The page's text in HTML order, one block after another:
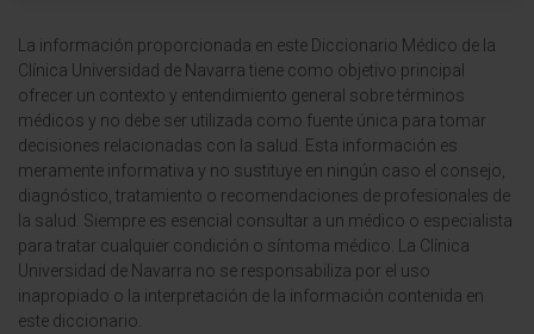
La información proporcionada en este Diccionario Médico de la
Clínica Universidad de Navarra tiene como objetivo principal
ofrecer un contexto y entendimiento general sobre términos
médicos y no debe ser utilizada como fuente única para tomar
decisiones relacionadas con la salud. Esta información es
meramente informativa y no sustituye en ningún caso el consejo,
diagnóstico, tratamiento o recomendaciones de profesionales de
la salud. Siempre es esencial consultar a un médico o especialista
para tratar cualquier condición o síntoma médico. La Clínica
Universidad de Navarra no se responsabiliza por el uso
inapropiado o la interpretación de la información contenida en
este diccionario.